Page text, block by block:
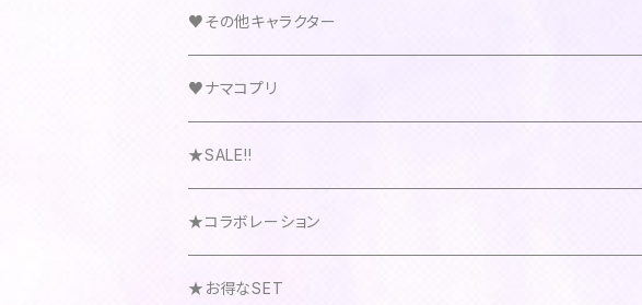
♥その他キャラクター
♥ナマコプリ
★SALE!!
★コラボレーション
★お得なSET